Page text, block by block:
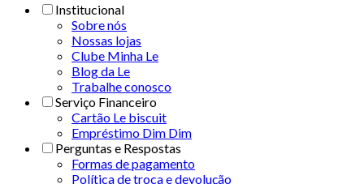
Institucional
Sobre nós
Nossas lojas
Clube Minha Le
Blog da Le
Trabalhe conosco
Serviço Financeiro
Cartão Le biscuit
Empréstimo Dim Dim
Perguntas e Respostas
Formas de pagamento
Política de troca e devolução